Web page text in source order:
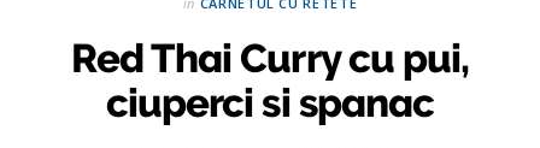
Red Thai Curry cu pui,
ciuperci si spanac